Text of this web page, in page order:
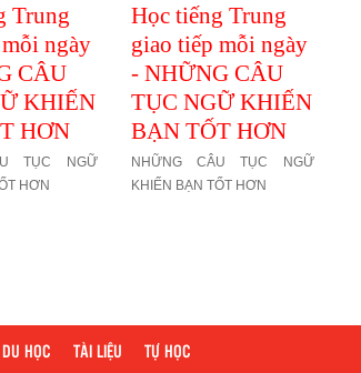
Trung
ngày
CÂU
KHIẾN
HƠN
TỤC NGỮ
HƠN
Học tiếng Trung
giao tiếp mỗi ngày
- NHỮNG CÂU
TỤC NGỮ KHIẾN
BẠN TỐT HƠN
NHỮNG CÂU TỤC NGỮ
KHIẾN BẠN TỐT HƠN
DU HỌC TÀI LIỆU TỰ HỌC